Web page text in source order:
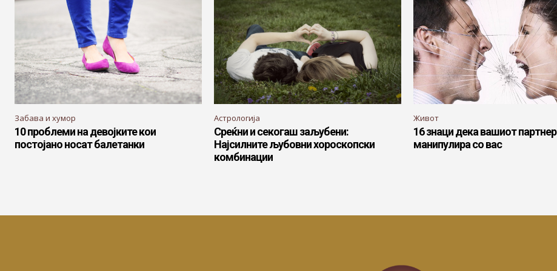
Забава и хумор
10 проблеми на девојките кои
постојано носат балетанки
Астрологија
Среќни и секогаш заљубени:
Најсилните љубовни хороскопски
комбинации
Живот
16 знаци дека вашиот партнер
манипулира со вас